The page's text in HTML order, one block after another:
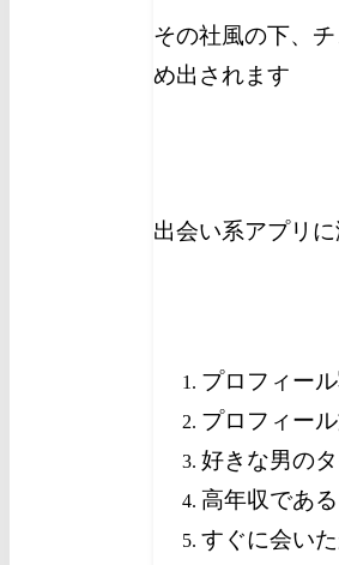
その社風の下、
め出されます
出会い系アプリ
プロフィー
プロフィー
好きな男の
高年収であ
すぐに会い